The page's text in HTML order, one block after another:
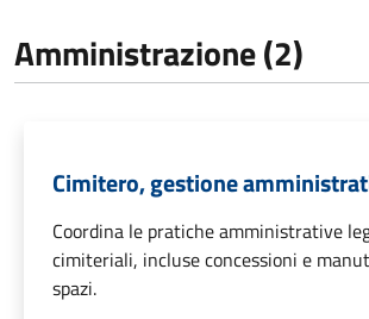
Amministrazione (2)
Cimitero, gestione
Coordina le pratiche amministrative
cimiteriali, incluse concessioni e
spazi.